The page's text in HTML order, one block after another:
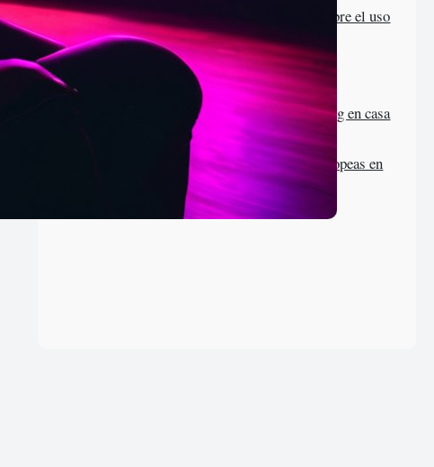
Guía para principiantes sobre el uso
legal de torrents en España
Por qué el cine en 4K está
revolucionando el streaming en casa
Preservación películas europeas en
plataformas